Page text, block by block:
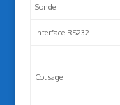
Sonde
Interface RS232
Colisage